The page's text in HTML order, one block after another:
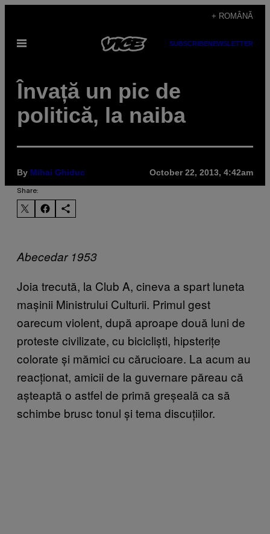
content
+ ROMÂNĂ
Open
SUBSCRIBENEWSLETTER
Învață un pic de
politică, la naiba
By Mihai Ghiduc October 22, 2013, 4:42am
Share:
Abecedar 1953
Joia trecută, la Club A, cineva a spart luneta
mașinii Ministrului Culturii. Primul gest
oarecum violent, după aproape două luni de
proteste civilizate, cu bicicliști, hipsterițe
colorate și mămici cu cărucioare. La acum au
reacționat, amicii de la guvernare păreau că
așteaptă o astfel de primă greșeală ca să
schimbe brusc tonul și tema discuțiilor.